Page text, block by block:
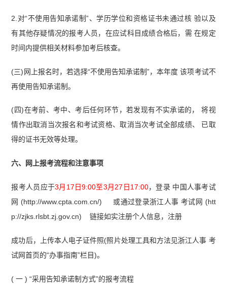
2.对“不使用告知承诺制”、学历学位和资格证书未通过核 验以及
有其他存疑情况的报考人员，在应试科目成绩合格后，需 在规定
时间内提供相关材料参加考后核查。
(三)网上报名时，若选择“不使用告知承诺制”，本年度 该项考试不
再使用告知承诺制。
(四)在考前、考中、考后任何环节，若发现有不实承诺的， 将视
情作出取消当次报名和考试资格、取消当次考试全部成绩、 已取
得的证书无效等处理。
六、网上报考流程和注意事项
报考人员应于3月17日9:00至3月27日17:00，登录 中国人事考试
网 (http://www.cpta.com.cn/) 或通过登录浙江人事 考试网 (htt
p://zjks.rlsbt.zj.gov.cn) 链接如实注册个人信息，注册
成功后，上传本人电子证件照(照片处理工具和方法见浙江人事 考
试网首页的“办事指南”栏目)。
( 一 ) “采用告知承诺制方式”的报考流程